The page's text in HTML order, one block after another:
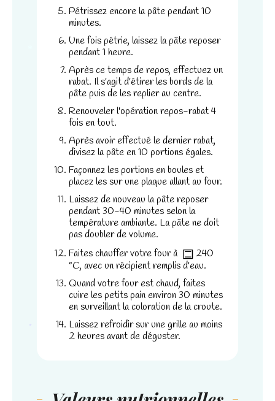
Pétrissez encore la pâte pendant 10
minutes.
Une fois pétrie, laissez la pâte reposer
pendant 1 heure.
Après ce temps de repos, effectuez un
rabat. Il s'agit d'étirer les bords de la
pâte puis de les replier au centre.
Renouveler l'opération repos-rabat 4
fois en tout.
Après avoir effectué le dernier rabat,
divisez la pâte en 10 portions égales.
Façonnez les portions en boules et
placez les sur une plaque allant au four.
Laissez de nouveau la pâte reposer
pendant 30-40 minutes selon la
température ambiante. La pâte ne doit
pas doubler de volume.
Faites chauffer votre four à
240
°C, avec un récipient remplis d'eau.
Quand votre four est chaud, faites
cuire les petits pain environ 30 minutes
en surveillant la coloration de la croute.
Laissez refroidir sur une grille au moins
2 heures avant de déguster.
Nécessaire
Ces cookies ne
facultatifs. Ils
nécessaires au
fonctionnement
du site Web.
Statistiques
Afin que nous
puissions
améliorer la
fonctionnalité
et la
structure du
site Web, en
fonction de la
façon dont le
site Web est
Experience